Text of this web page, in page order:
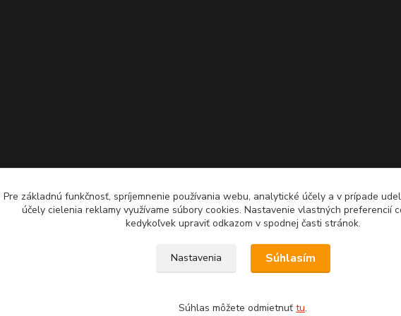
Pre základnú funkčnosť, spríjemnenie používania webu, analytické účely a v prípade
účely cielenia reklamy využívame súbory cookies. Nastavenie vlastných preferencií
kedykoľvek upraviť odkazom v spodnej časti stránok.
Nastavenia Súhlasím
Súhlas môžete odmietnuť tu.